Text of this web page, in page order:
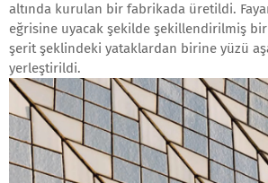
altında kurulan bir fabrikada üretildi.
eğrisine uyacak şekilde şekillendirilmiş
şerit şeklindeki yataklardan birine yüzü
yerleştirildi.